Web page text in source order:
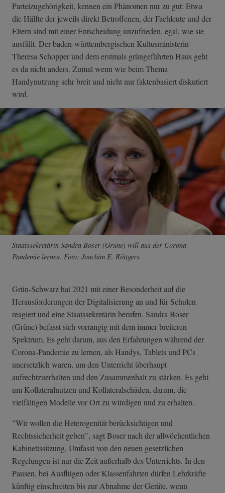
Parteizugehörigkeit, kennen ein Phänomen nur zu gut: Etwa
die Hälfte der jeweils direkt Betroffenen, der Fachleute und der
Eltern sind mit einer Entscheidung unzufrieden, egal, wie sie
ausfällt. Der baden-württembergischen Kultusministerin
Theresa Schopper und dem erstmals grüngeführten Haus geht
es da nicht anders. Zumal wenn wie beim Thema
Handynutzung sehr breit und nicht nur faktenbasiert diskutiert
wird.
Staatssekretärin Sandra Boser (Grüne) will aus der Corona-
Pandemie lernen. Foto: Joachim E. Röttgers
Grün-Schwarz hat 2021 mit einer Besonderheit auf die
Herausforderungen der Digitalisierung an und für Schulen
reagiert und eine Staatssekretärin berufen. Sandra Boser
(Grüne) befasst sich vorrangig mit dem immer breiteren
Spektrum. Es geht darum, aus den Erfahrungen während der
Corona-Pandemie zu lernen, als Handys, Tablets und PCs
unersetzlich waren, um den Unterricht überhaupt
aufrechtzuerhalten und den Zusammenhalt zu stärken. Es geht
um Kollateralnutzen und Kollateralschäden, darum, die
vielfältigen Modelle vor Ort zu würdigen und zu erhalten.
"Wir wollen die Heterogenität berücksichtigen und
Rechtssicherheit geben", sagt Boser nach der allwöchentlichen
Kabinettssitzung. Umfasst von den neuen gesetzlichen
Regelungen ist nur die Zeit außerhalb des Unterrichts. In den
Pausen, bei Ausflügen oder Klassenfahrten dürfen Lehrkräfte
künftig einschreiten bis zur Abnahme der Geräte, wenn